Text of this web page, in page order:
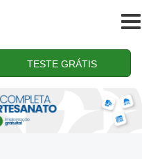
TESTE GRÁTIS